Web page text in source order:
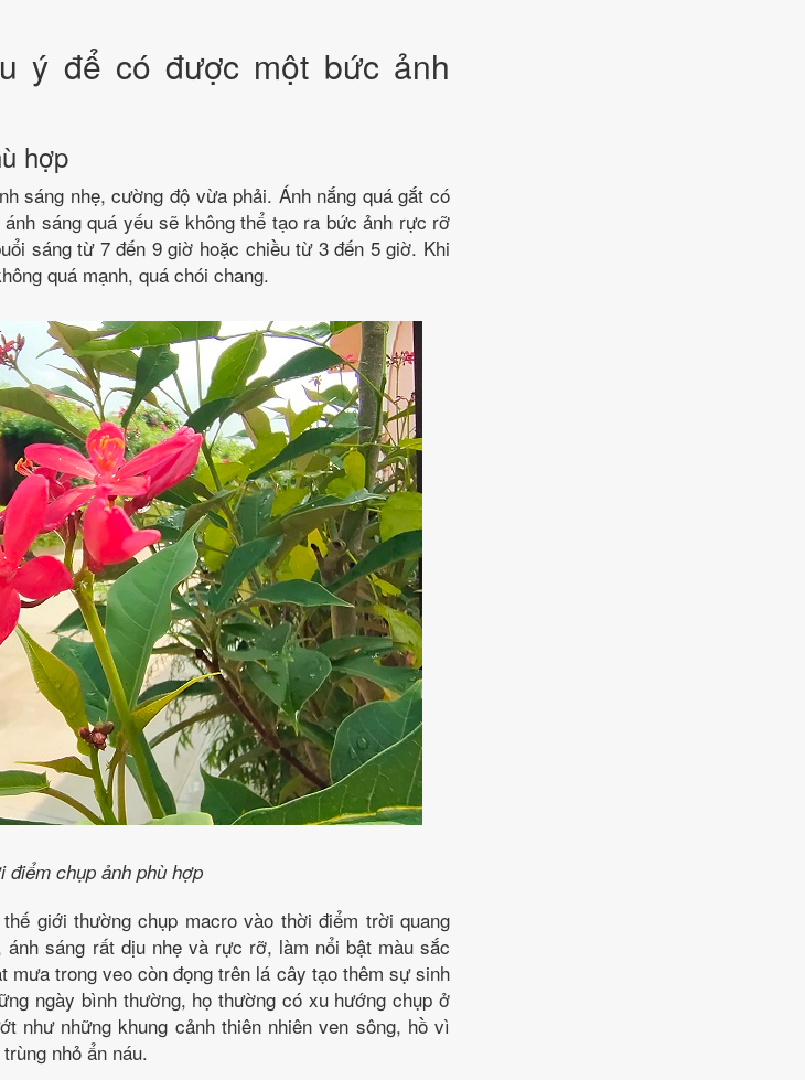
ý để có được một bức ảnh
hợp
sáng nhẹ, cường độ vừa phải. Ánh nắng quá gắt có
sáng quá yếu sẽ không thể tạo ra bức ảnh rực rỡ
sáng từ 7 đến 9 giờ hoặc chiều từ 3 đến 5 giờ. Khi
quá mạnh, quá chói chang.
điểm chụp ảnh phù hợp
giới thường chụp macro vào thời điểm trời quang
sáng rất dịu nhẹ và rực rỡ, làm nổi bật màu sắc
mưa trong veo còn đọng trên lá cây tạo thêm sự sinh
ngày bình thường, họ thường có xu hướng chụp ở
như những khung cảnh thiên nhiên ven sông, hồ vì
nhỏ ẩn náu.